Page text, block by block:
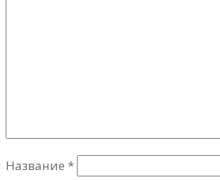
Название *